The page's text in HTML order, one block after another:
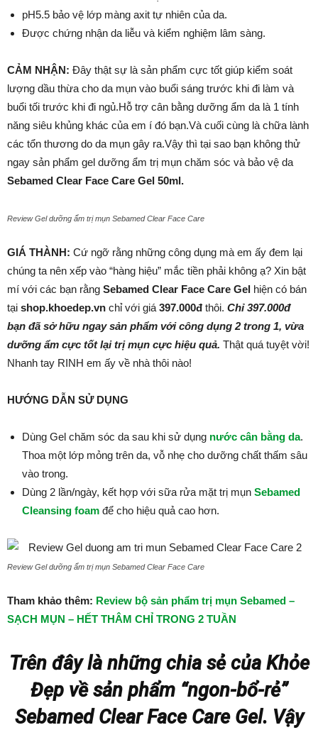
pH5.5 bảo vệ lớp màng axit tự nhiên của da.
Được chứng nhận da liễu và kiểm nghiệm lâm sàng.
CẢM NHẬN: Đây thật sự là sản phẩm cực tốt giúp kiểm soát
lượng dầu thừa cho da mụn vào buổi sáng trước khi đi làm và
buổi tối trước khi đi ngủ.Hỗ trợ cân bằng dưỡng ẩm da là 1 tính
năng siêu khủng khác của em í đó bạn.Và cuối cùng là chữa lành
các tổn thương do da mụn gây ra.Vậy thì tại sao bạn không thử
ngay sản phẩm gel dưỡng ẩm trị mụn chăm sóc và bảo vệ da
Sebamed Clear Face Care Gel 50ml.
Review Gel dưỡng ẩm trị mụn Sebamed Clear Face Care
GIÁ THÀNH: Cứ ngỡ rằng những công dụng mà em ấy đem lại
chúng ta nên xếp vào “hàng hiệu” mắc tiền phải không ạ? Xin bật
mí với các bạn rằng Sebamed Clear Face Care Gel hiện có bán
tại shop.khoedep.vn chỉ với giá 397.000đ thôi. Chỉ 397.000đ
bạn đã sở hữu ngay sản phẩm với công dụng 2 trong 1, vừa
dưỡng ẩm cực tốt lại trị mụn cực hiệu quả. Thật quá tuyệt vời!
Nhanh tay RINH em ấy về nhà thôi nào!
HƯỚNG DẪN SỬ DỤNG
Dùng Gel chăm sóc da sau khi sử dụng nước cân bằng da.
Thoa một lớp mỏng trên da, vỗ nhẹ cho dưỡng chất thấm sâu
vào trong.
Dùng 2 lần/ngày, kết hợp với sữa rửa mặt trị mụn Sebamed
Cleansing foam để cho hiệu quả cao hơn.
Review Gel dưỡng ẩm trị mụn Sebamed Clear Face Care
Tham khảo thêm: Review bộ sản phẩm trị mụn Sebamed –
SẠCH MỤN – HẾT THÂM CHỈ TRONG 2 TUẦN
Trên đây là những chia sẻ của Khỏe
Đẹp về sản phẩm “ngon-bổ-rẻ”
Sebamed Clear Face Care Gel. Vậy